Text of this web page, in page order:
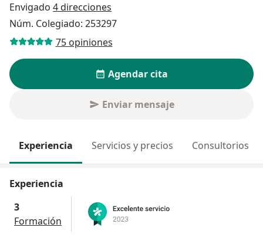
Envigado 4 direcciones
Núm. Colegiado: 253297
75 opiniones
Agendar cita
Enviar mensaje
Experiencia Servicios y precios Consultorios
Experiencia
3
Formación